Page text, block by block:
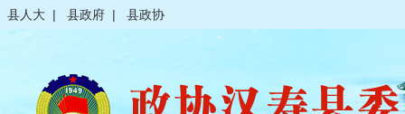
县人大 | 县政府 | 县政协